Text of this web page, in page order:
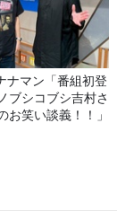
ブシコブシ吉村さ
お笑い談義！！」